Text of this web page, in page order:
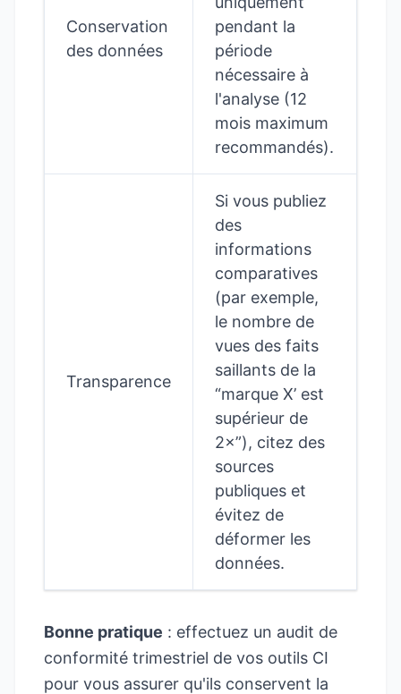
Conservation
des données
pendant la
période
nécessaire à
l'analyse (12
mois maximum
recommandés).
Transparence
Si vous publiez
des
informations
comparatives
(par exemple,
le nombre de
vues des faits
saillants de la
“marque X’ est
supérieur de
2×”), citez des
sources
publiques et
évitez de
déformer les
données.
Bonne pratique : effectuez un audit de
conformité trimestriel de vos outils CI
pour vous assurer qu'ils conservent la